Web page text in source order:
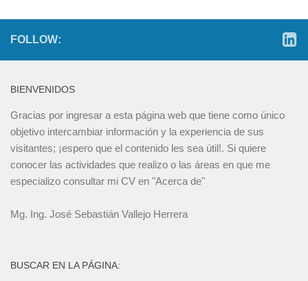
FOLLOW:
BIENVENIDOS
Gracias por ingresar a esta página web que tiene como único
objetivo intercambiar información y la experiencia de sus
visitantes; ¡espero que el contenido les sea útil!. Si quiere
conocer las actividades que realizo o las áreas en que me
especializo consultar mi CV en "Acerca de"
Mg. Ing. José Sebastián Vallejo Herrera
BUSCAR EN LA PÁGINA: